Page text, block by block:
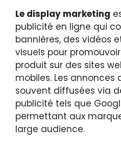
Le display marketing
publicité en ligne qui
bannières, des vidéos
visuels pour
produit sur des sites
mobiles. Les annonces
souvent diffusées via
publicité tels que
permettant aux
large audience.